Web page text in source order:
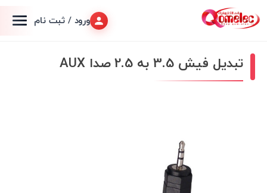
ورود / ثبت نام
تبدیل فیش 3.5 به 2.5 صدا AUX